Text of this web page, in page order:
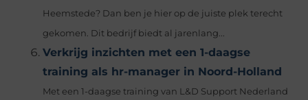
Heemstede? Dan ben je hier op de juiste plek terecht
gekomen. Dit bedrijf biedt al jarenlang...
Verkrijg inzichten met een 1-daagse
training als hr-manager in Noord-Holland
Met een 1-daagse training van L&D Support Nederland